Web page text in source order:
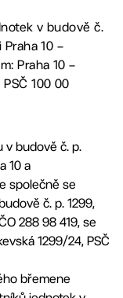
v budově č.
10 –
Praha 10 –
100 00
v budově č. p.
10 a
společně se
č. p. 1299,
288 98 419, se
1299/24, PSČ
břemene